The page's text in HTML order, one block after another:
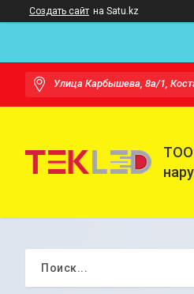
Создать сайт на Satu.kz
Улица Карбышева, 8а/1,
ТОО